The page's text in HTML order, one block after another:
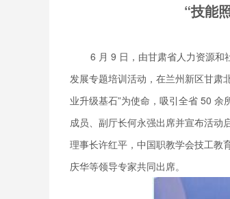
“技能
6 月 9 日，由甘肃省人力资源和
发展专题培训活动，在兰州新区甘肃
业升级基石”为使命，吸引全省 50
成员、副厅长何永强出席并宣布活动
理事长许红平，中国职教学会技工教
庆华等领导专家共同出席。